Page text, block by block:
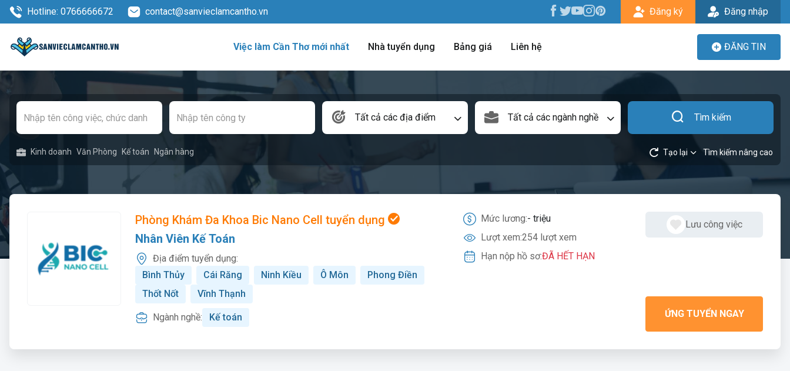
Hotline: 0766666672 contact@sanvieclamcantho.vn Đăng ký Đăng nhập
Việc làm Cần Thơ mới nhất Nhà tuyển dụng Bảng giá Liên hệ ĐĂNG TIN
Tất cả các địa điểm Tất cả các ngành nghề Tìm kiếm
Kinh doanh Văn Phòng Kế toán Ngân hàng Tạo lại Tìm kiếm nâng cao
Phòng Khám Đa Khoa Bic Nano Cell tuyển dụng
Nhân Viên Kế Toán
Địa điểm tuyển dụng:
Bình Thủy
Cái Răng Ninh Kiều Ô Môn
Phong Điền
Thốt Nốt
Vĩnh Thạnh
Ngành nghề: Kế toán
Mức lương:- triệu
Lượt xem:254 lượt xem
Hạn nộp hồ sơ:ĐÃ HẾT HẠN
Lưu công việc
ỨNG TUYỂN NGAY